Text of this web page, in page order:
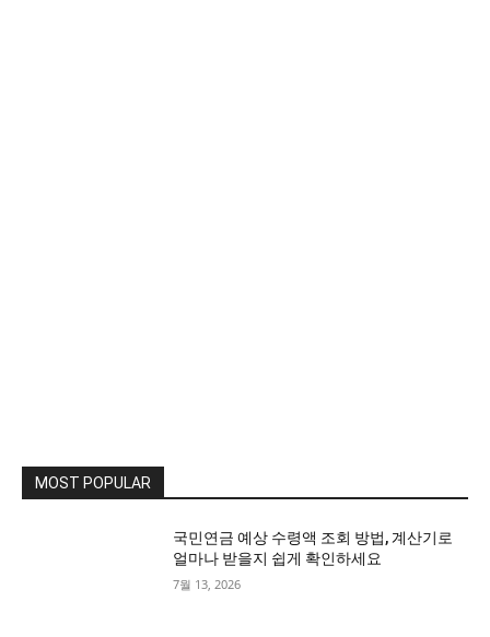
MOST POPULAR
국민연금 예상 수령액 조회 방법, 계산기로
얼마나 받을지 쉽게 확인하세요
7월 13, 2026